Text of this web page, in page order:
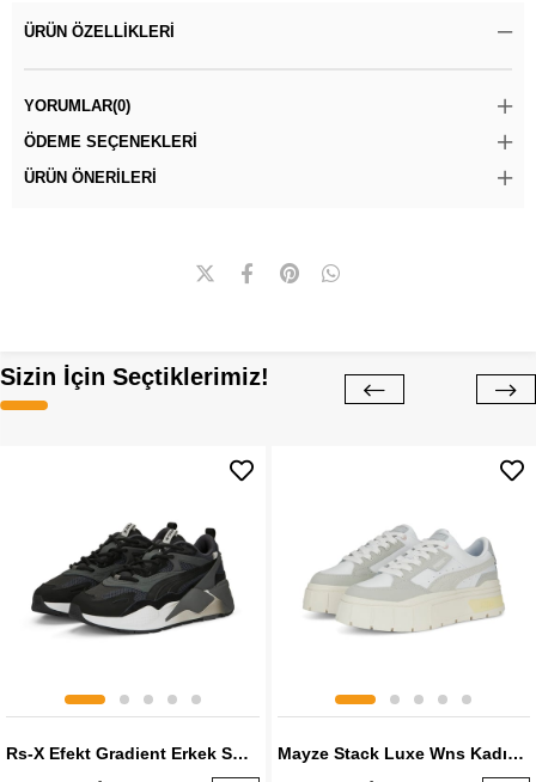
ÜRÜN ÖZELLIKLERI
YORUMLAR(0)
ÖDEME SEÇENEKLERI
ÜRÜN ÖNERILERI
Sizin İçin Seçtiklerimiz!
Rs-X Efekt Gradient Erkek Sneaker Mayze Stack Luxe Wns Kadın Sneaker